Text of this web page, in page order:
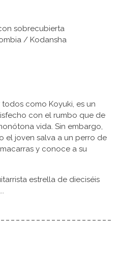
sobrecubierta
/ Kodansha
como Koyuki, es un
con el rumbo que de
vida. Sin embargo,
el joven salva a un perro de
y conoce a su
estrella de dieciséis